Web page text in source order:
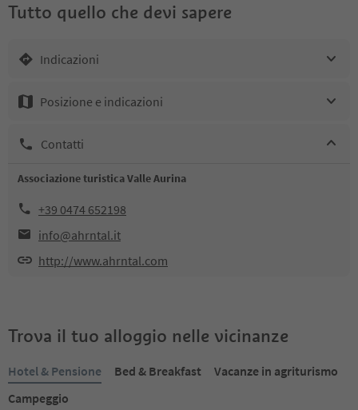
Tutto quello che devi sapere
Indicazioni
Posizione e indicazioni
Contatti
Associazione turistica Valle Aurina
+39 0474 652198
info@ahrntal.it
http://www.ahrntal.com
Trova il tuo alloggio nelle vicinanze
Hotel & Pensione Bed & Breakfast
Vacanze in agriturismo
Campeggio